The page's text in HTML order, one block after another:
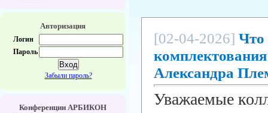
Авторизация
Логин
Пароль
Забыли пароль?
Конференции АРБИКОН
[02-04-2026] Что
Александра
Уважаемые